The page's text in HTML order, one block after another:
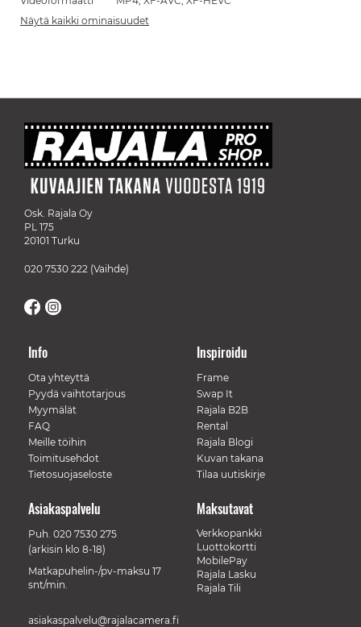
Näytä kaikki ominaisuudet
Osk. Rajala Oy
PL 175
20101 Turku
020 7530 222 (Vaihde)
Info
Ota yhteyttä
Pyydä vaihtotarjous
Myymälät
FAQ
Meille töihin
Toimitusehdot
Tietosuojaseloste
Inspiroidu
Frame
Swap It
Rajala B2B
Rental
Rajala Blogi
Kuvan takana
Tilaa uutiskirje
Maksutavat
Verkkopankki
Luottokortti
MobilePay
Rajala Lasku
Rajala Tili
Asiakaspalvelu
Puh. 020 7530 275
(arkisin klo 8-18)
Matkapuhelin-/pv-maksu 17
snt/min.
asiakaspalvelu@rajalacamera.fi